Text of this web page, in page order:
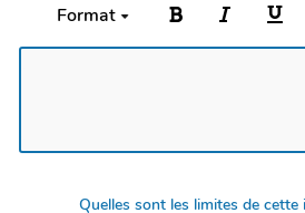
Format
Quelles sont les limites de cette